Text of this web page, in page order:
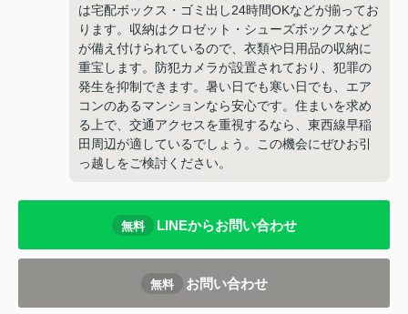
は宅配ボックス・ゴミ出し24時間OKなどが揃ってお
ります。収納はクロゼット・シューズボックスなど
が備え付けられているので、衣類や日用品の収納に
重宝します。防犯カメラが設置されており、犯罪の
発生を抑制できます。暑い日でも寒い日でも、エア
コンのあるマンションなら安心です。住まいを求め
る上で、交通アクセスを重視するなら、東西線早稲
田周辺が適しているでしょう。この機会にぜひお引
っ越しをご検討ください。
無料 LINEからお問い合わせ
無料 お問い合わせ